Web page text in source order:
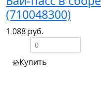
(710048300)
1 088 руб.
Купить